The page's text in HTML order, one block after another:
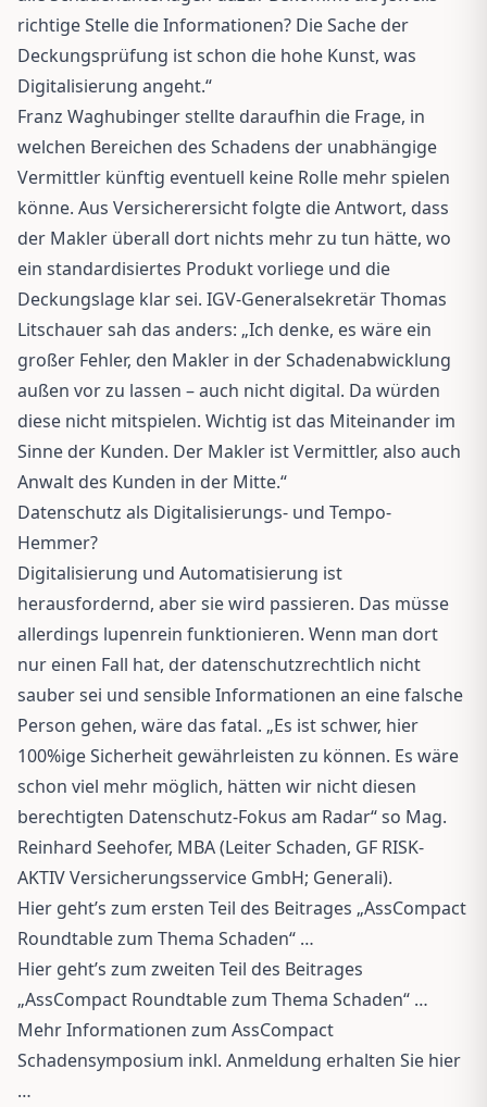
richtige Stelle die Informationen? Die Sache der
Deckungsprüfung ist schon die hohe Kunst, was
Digitalisierung angeht.“
Franz Waghubinger stellte daraufhin die Frage, in
welchen Bereichen des Schadens der unabhängige
Vermittler künftig eventuell keine Rolle mehr spielen
könne. Aus Versicherersicht folgte die Antwort, dass
der Makler überall dort nichts mehr zu tun hätte, wo
ein standardisiertes Produkt vorliege und die
Deckungslage klar sei. IGV-Generalsekretär Thomas
Litschauer sah das anders: „Ich denke, es wäre ein
großer Fehler, den Makler in der Schadenabwicklung
außen vor zu lassen – auch nicht digital. Da würden
diese nicht mitspielen. Wichtig ist das Miteinander im
Sinne der Kunden. Der Makler ist Vermittler, also auch
Anwalt des Kunden in der Mitte.“
Datenschutz als Digitalisierungs- und Tempo-
Hemmer?
Digitalisierung und Automatisierung ist
herausfordernd, aber sie wird passieren. Das müsse
allerdings lupenrein funktionieren. Wenn man dort
nur einen Fall hat, der datenschutzrechtlich nicht
sauber sei und sensible Informationen an eine falsche
Person gehen, wäre das fatal. „Es ist schwer, hier
100%ige Sicherheit gewährleisten zu können. Es wäre
schon viel mehr möglich, hätten wir nicht diesen
berechtigten Datenschutz-Fokus am Radar“ so Mag.
Reinhard Seehofer, MBA (Leiter Schaden, GF RISK-
AKTIV Versicherungsservice GmbH; Generali).
Hier geht’s zum ersten Teil des Beitrages „AssCompact
Roundtable zum Thema Schaden“ …
Hier geht’s zum zweiten Teil des Beitrages
„AssCompact Roundtable zum Thema Schaden“ …
Mehr Informationen zum AssCompact
Schadensymposium inkl. Anmeldung erhalten Sie hier
…